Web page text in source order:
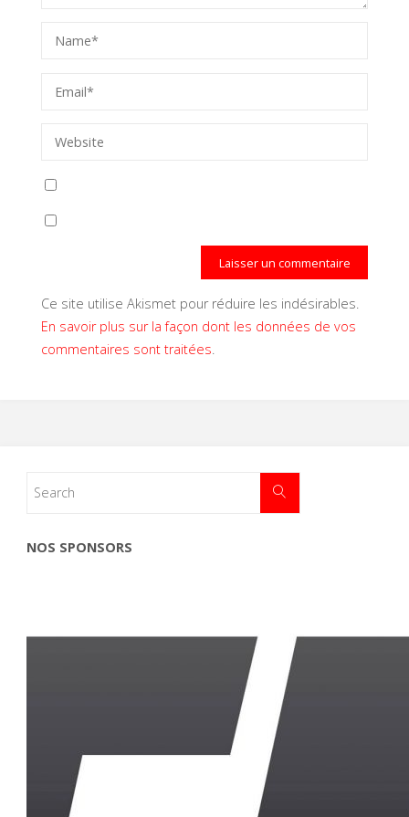
Ce site utilise Akismet pour réduire les indésirables.
En savoir plus sur la façon dont les données de vos
commentaires sont traitées.
NOS SPONSORS